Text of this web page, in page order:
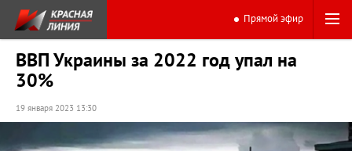
Прямой эфир
ВВП Украины за 2022 год упал на
30%
19 января 2023 13:30